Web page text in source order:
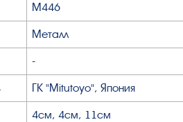
М446
Металл
-
ГК "Mitutoyo", Япония
4см, 4см, 11см